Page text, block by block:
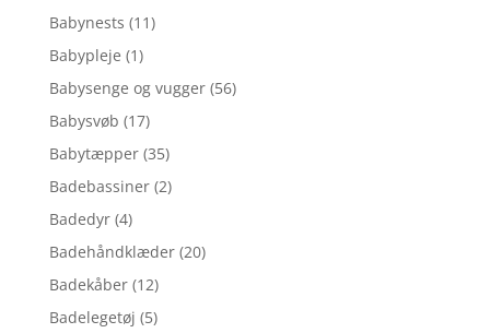
Babynests (11)
Babypleje (1)
Babysenge og vugger (56)
Babysvøb (17)
Babytæpper (35)
Badebassiner (2)
Badedyr (4)
Badehåndklæder (20)
Badekåber (12)
Badelegetøj (5)